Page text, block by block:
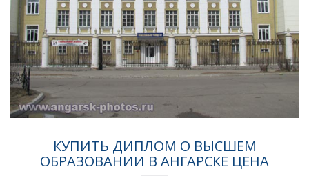
КУПИТЬ ДИПЛОМ О ВЫСШЕМ
ОБРАЗОВАНИИ В АНГАРСКЕ ЦЕНА